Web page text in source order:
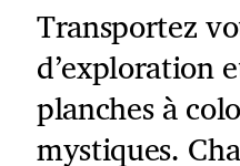
Transportez
d’exploration
planches à
mystiques.